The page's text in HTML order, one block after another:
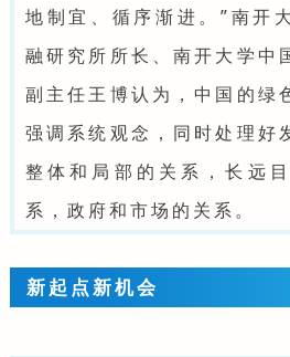
地制宜、循序渐进。”南开
融研究所所长、南开大学中
副主任王博认为，中国的绿
强调系统观念，同时处理好
整体和局部的关系，长远
系，政府和市场的关系。
新起点新机会